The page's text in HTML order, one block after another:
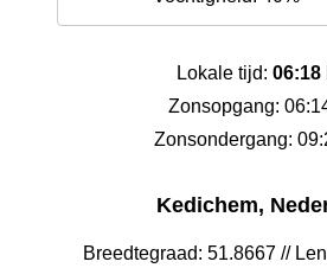
Lokale tijd: 06:18
Zonsopgang:
Zonsondergang:
Kedichem,
Breedtegraad: 51.8667 //